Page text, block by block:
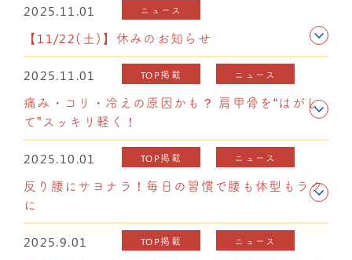
2025.11.01 ニュース
【11/22(土)】休みのお知らせ
2025.11.01 TOP掲載 ニュース
痛み・コリ・冷えの原因かも？ 肩甲骨を“はがし
て”スッキリ軽く！
2025.10.01 TOP掲載 ニュース
反り腰にサヨナラ！毎日の習慣で腰も体型もラク
に
2025.9.01 TOP掲載 ニュース